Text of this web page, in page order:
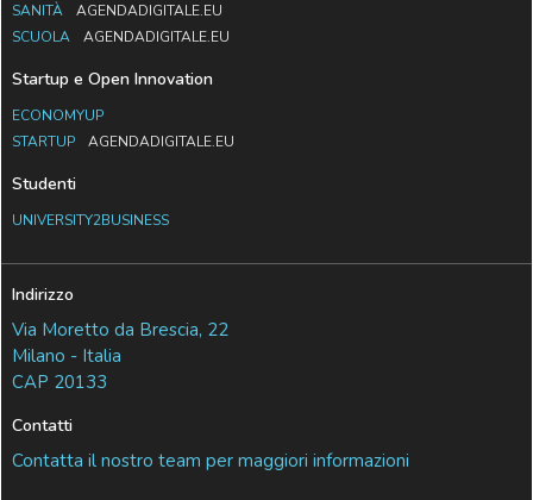
SANITÀ
AGENDADIGITALE.EU
SCUOLA
AGENDADIGITALE.EU
Startup e Open Innovation
ECONOMYUP
STARTUP
AGENDADIGITALE.EU
Studenti
UNIVERSITY2BUSINESS
Indirizzo
Via Moretto da Brescia, 22
Milano - Italia
CAP 20133
Contatti
Contatta il nostro team per maggiori informazioni